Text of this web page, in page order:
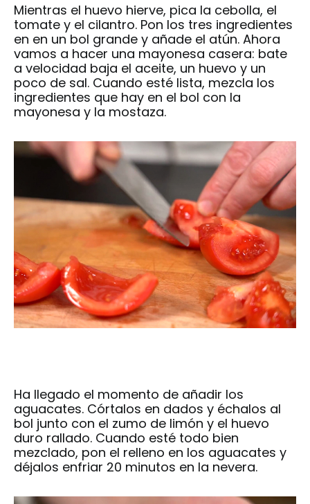
Mientras el huevo hierve, pica la cebolla, el
tomate y el cilantro. Pon los tres ingredientes
en en un bol grande y añade el atún. Ahora
vamos a hacer una mayonesa casera: bate
a velocidad baja el aceite, un huevo y un
poco de sal. Cuando esté lista, mezcla los
ingredientes que hay en el bol con la
mayonesa y la mostaza.
Ha llegado el momento de añadir los
aguacates. Córtalos en dados y échalos al
bol junto con el zumo de limón y el huevo
duro rallado. Cuando esté todo bien
mezclado, pon el relleno en los aguacates y
déjalos enfriar 20 minutos en la nevera.